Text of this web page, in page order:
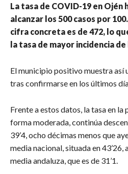
La tasa de COVID-19 en Ojén
alcanzar los 500 casos por
cifra concreta es de 472, lo
la tasa de mayor incidencia
El municipio positivo muestra así
tras confirmarse en los últimos
Frente a estos datos, la tasa en la
forma moderada, continúa
39’4, ocho décimas menos que
media nacional, situada en 43’26,
media andaluza, que es de 31’1.